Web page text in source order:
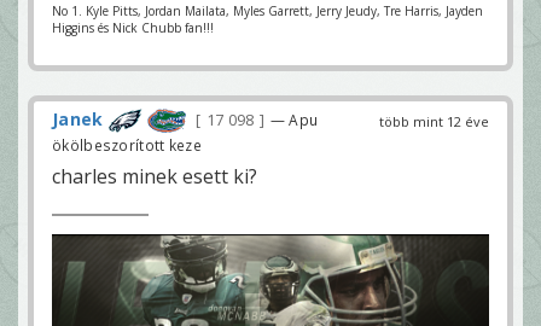
No 1. Kyle Pitts, Jordan Mailata, Myles Garrett, Jerry Jeudy, Tre Harris, Jayden
Higgins és Nick Chubb fan!!!
több mint 12 éve
Janek 17 098
— Apu
ökölbeszorított keze
charles minek esett ki?